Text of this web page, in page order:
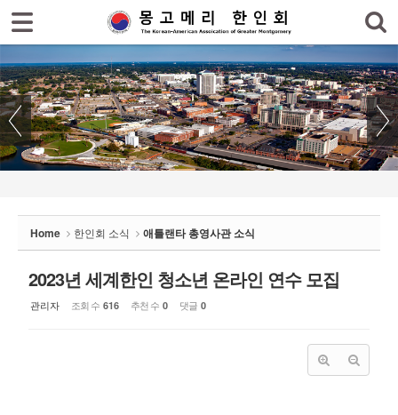
Home 한인회 소식 애틀랜타 총영사관 소식
2023년 세계한인 청소년 온라인 연수 모집
관리자 조회 수 616 추천 수 0 댓글 0
로그인 회원가입
한인회
한인회 소식
- 공지사항
- 몽고메리 한인회 이모저모
- 사진으로 보는 한인회
- 애틀랜타 총영사관 소식
Sketchbook5, 스케치북5
Sketchbook5, 스케치북5